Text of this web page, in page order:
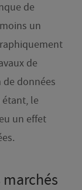
de
un
de
de données
le
un effet